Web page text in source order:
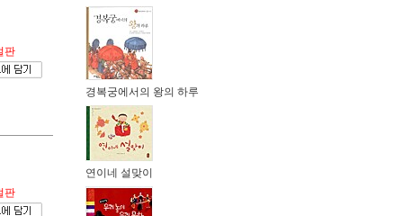
판
판
경복궁에서의 왕의 하루
연이네 설맞이